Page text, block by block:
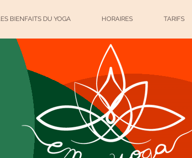
BIENFAITS DU YOGA HORAIRES TARIFS